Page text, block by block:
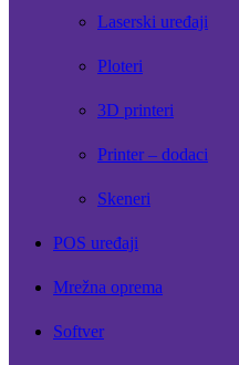
Laserski uređaji
Ploteri
3D printeri
Printer – dodaci
Skeneri
POS uređaji
Mrežna oprema
Softver